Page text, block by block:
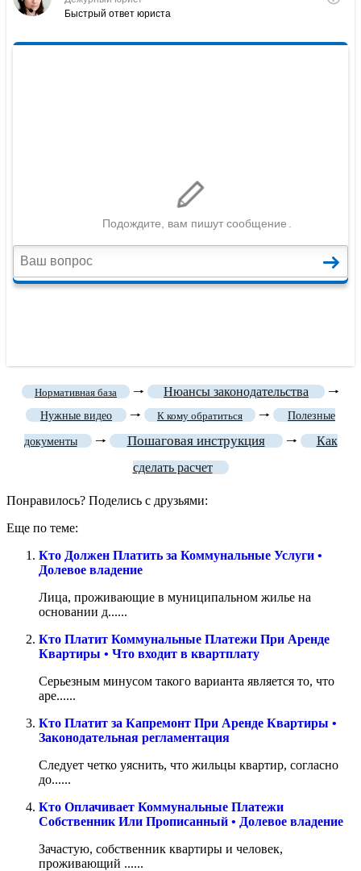
Нормативная база 🠒 Нюансы законодательства 🠒
Нужные видео 🠒 К кому обратиться 🠒 Полезные
документы 🠒 Пошаговая инструкция 🠒
Как
сделать расчет
Понравилось? Поделись с друзьями:
Еще по теме:
Кто Должен Платить за Коммунальные Услуги •
Долевое владение
Лица, проживающие в муниципальном жилье на
основании д......
Кто Платит Коммунальные Платежи При Аренде
Квартиры • Что входит в квартплату
Серьезным минусом такого варианта является то, что
аре......
Кто Платит за Капремонт При Аренде Квартиры •
Законодательная регламентация
Следует четко уяснить, что жильцы квартир, согласно
до......
Кто Оплачивает Коммунальные Платежи
Собственник Или Прописанный • Долевое владение
Зачастую, собственник квартиры и человек,
проживающий ......